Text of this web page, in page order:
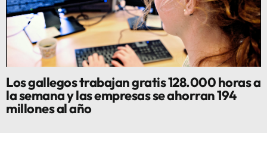
Los gallegos trabajan gratis 128.000 horas a
la semana y las empresas se ahorran 194
millones al año